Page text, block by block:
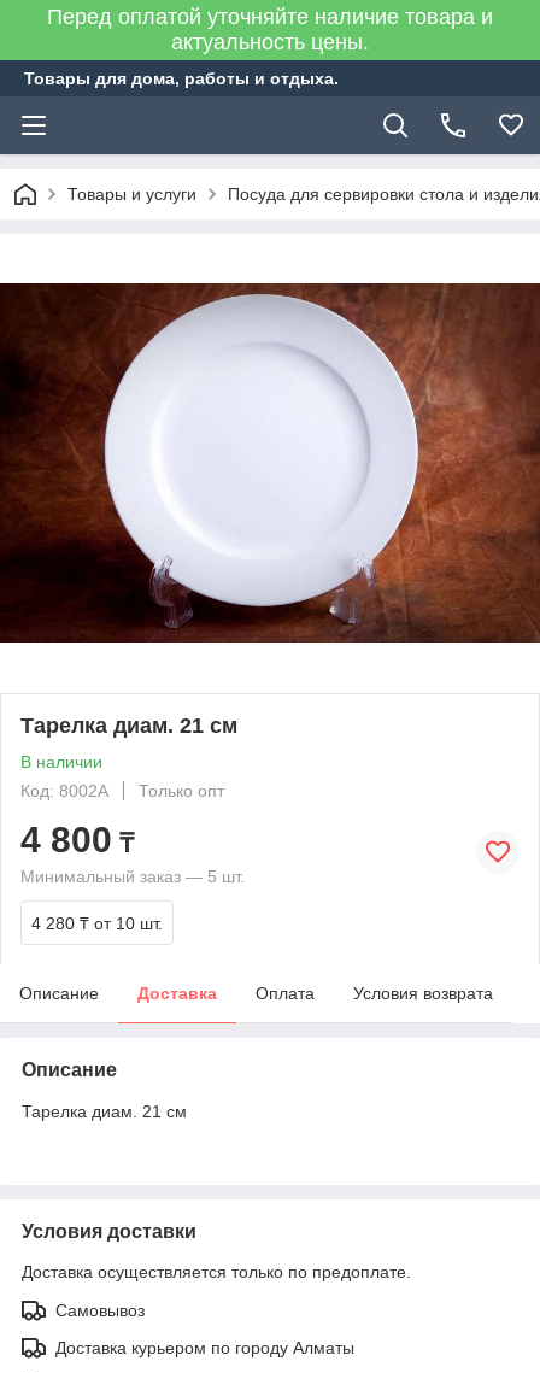
Перед оплатой уточняйте наличие товара и
актуальность цены.
Товары для дома, работы и отдыха.
Товары и услуги Посуда для сервировки стола и
Тарелка диам. 21 см
В наличии
Код: 8002A
Только опт
4 800 ₸
Минимальный заказ — 5 шт.
4 280 ₸ от 10 шт.
Описание Доставка Оплата Условия возврата
Описание
Тарелка диам. 21 см
Условия доставки
Доставка осуществляется только по предоплате.
Самовывоз
Доставка курьером по городу Алматы